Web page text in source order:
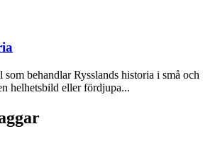
behandlar Rysslands historia i små och
helhetsbild eller fördjupa...